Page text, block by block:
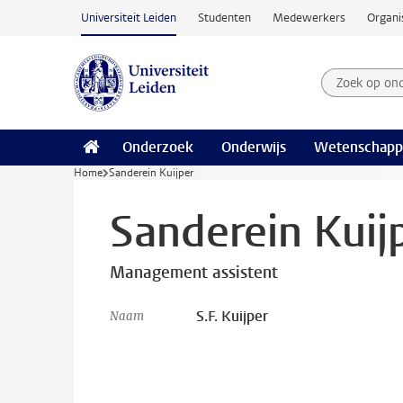
Ga naar hoofdinhoud
Universiteit Leiden Studenten Medewerkers
Zoek op
Zoekterm
Onderzoek Onderwijs
Home Sanderein Kuijper
Sanderein
Management assistent
Naam S.F. Kuijper